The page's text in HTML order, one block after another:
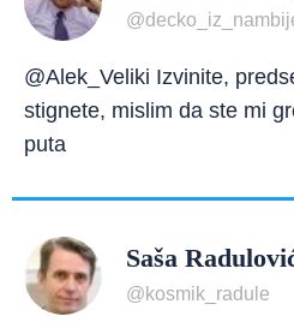
@Alek_Veliki Izvinite,
stignete, mislim da ste mi
puta
Saša
@kosmik_radule